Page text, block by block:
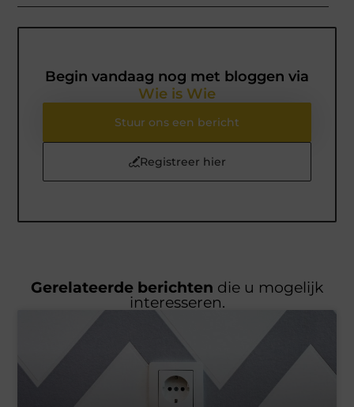
Begin vandaag nog met bloggen via
Wie is Wie
Stuur ons een bericht
Registreer hier
Gerelateerde berichten die u mogelijk
interesseren.